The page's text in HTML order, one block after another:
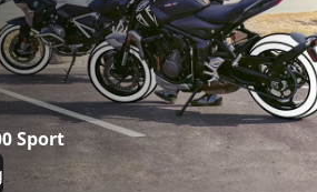
Sport